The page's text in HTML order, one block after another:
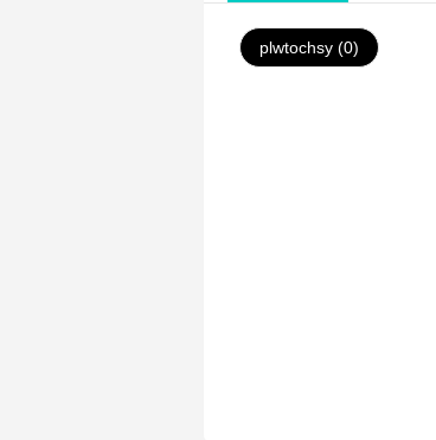
plwtochsy (0)